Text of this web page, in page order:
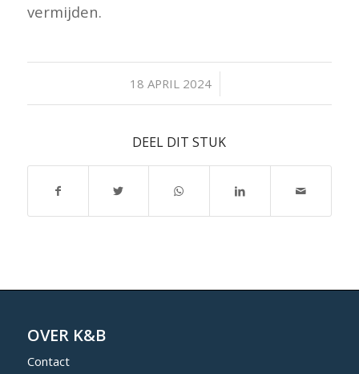
vermijden.
18 APRIL 2024
/
DEEL DIT STUK
OVER K&B
Contact